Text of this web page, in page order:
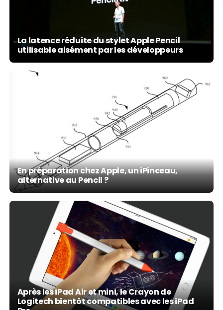
La latence réduite du stylet Apple Pencil
utilisable aisément par les développeurs
En préparation chez Apple, un iPinceau,
alternative au Pencil ?
Après les iPad Air et mini, le Crayon de
Logitech bientôt compatibles avec les iPad